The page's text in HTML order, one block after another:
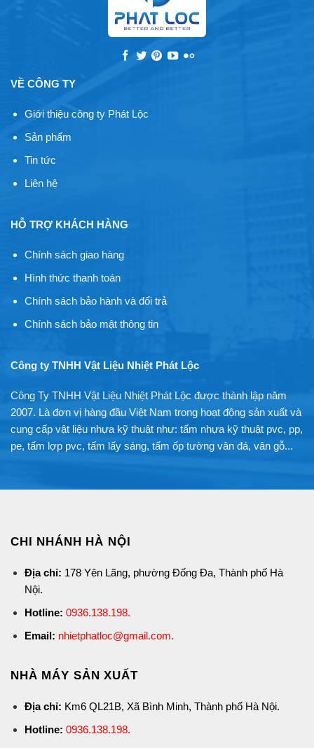
VỀ CÔNG TY
Giới thiệu công ty Phát Lộc
Sản phẩm
Tin tức
Liên hệ
HỖ TRỢ KHÁCH HÀNG
Chính sách giao hàng
Hình thức thanh toán
Chính sách bảo hành và đổi trả
Chính sách bảo mật thông tin
Công ty TNHH Vật Liệu Nhiệt Phát Lộc
Công Ty TNHH Vật Liệu Nhiệt Phát Lộc được thành lập năm
2007. Là đơn vị hàng đầu Việt Nam trong hoạt động sản xuất và
cung cấp vật liệu nhựa kỹ thuật như: tấm nhựa kỹ thuật pvc, pp,
pe, tấm lợp pvc, tấm lấy sáng, tấm ốp tường vân đá, vân gỗ...
CHI NHÁNH HÀ NỘI
Địa chỉ: 178 Yên Lãng, phường Đống Đa, Thành phố Hà
Nội.
Hotline: 0936.138.198.
Email: nhietphatloc@gmail.com.
NHÀ MÁY SẢN XUẤT
Địa chỉ: Km6 QL21B, Xã Bình Minh, Thành phố Hà Nội.
Hotline: 0936.138.198.